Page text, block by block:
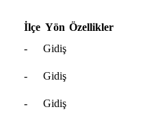
İlçe Yön Özellikler
- Gidiş
- Gidiş
- Gidiş